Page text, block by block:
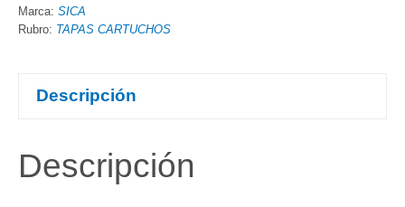
Marca: SICA
Rubro: TAPAS CARTUCHOS
Descripción
Descripción